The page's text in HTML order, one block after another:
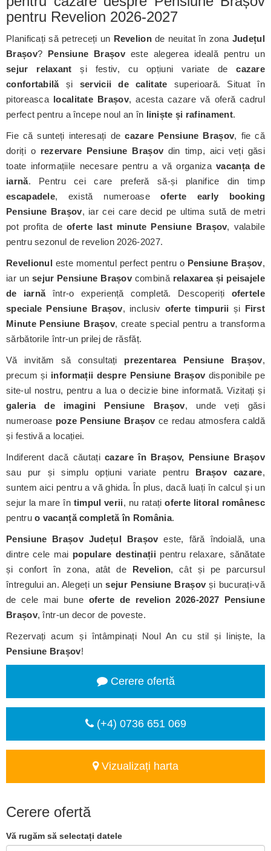
pentru Revelion 2026-2027
Planificați să petreceți un Revelionde neuitat în zona Județul
Brașov? Pensiune Brașov este alegerea ideală pentru un
sejur relaxant și festiv, cu opțiuni variate decazare
confortabilăși servicii de calitate superioară. Situat în
pitoreasca localitate Brașov, acesta cazare vă oferă cadrul
perfect pentru a începe noul an în liniște și rafinament.
Fie că sunteți interesați decazare Pensiune Brașov, fie că
doriți o rezervare Pensiune Brașov din timp, aici veți găsi
toate informațiile necesare pentru a vă organizavacanța de
iarnă. Pentru cei care preferă să-și planifice din timp
escapadele, există numeroaseoferte early booking
Pensiune Brașov, iar cei care decid pe ultima sută de metri
pot profita deoferte last minute Pensiune Brașov, valabile
pentru sezonul de revelion 2026-2027.
Revelionul este momentul perfect pentru o Pensiune Brașov,
iar un sejur Pensiune Brașov combină relaxarea și peisajele
de iarnăîntr-o experiență completă. Descoperiți ofertele
speciale Pensiune Brașov, inclusiv oferte timpurii și First
Minute Pensiune Brașov, create special pentru a transforma
sărbătorile într-un prilej de răsfăț.
Vă invităm să consultați prezentarea Pensiune Brașov,
precum și informații despre Pensiune Brașov disponibile pe
site-ul nostru, pentru a lua o decizie bine informată. Vizitați și
galeria de imagini Pensiune Brașov, unde veți găsi
numeroase poze Pensiune Brașov ce redau atmosfera caldă
și festivă a locației.
Indiferent dacă căutațicazare în Brașov, Pensiune Brașov
sau pur și simplu opțiuni variate pentru Brașov cazare,
suntem aici pentru a vă ghida. În plus, dacă luați în calcul și un
sejur la mare în timpul verii, nu ratațioferte litoral românesc
pentruo vacanță completă în România.
Pensiune Brașov Județul Brașov este, fără îndoială, una
dintre cele mai populare destinații pentru relaxare, sănătate
și confort în zona, atât de Revelion, cât și pe parcursul
întregului an. Alegeți unsejur Pensiune Brașov și bucurați-vă
de cele mai bune oferte de revelion 2026-2027 Pensiune
Brașov, într-un decor de poveste.
Rezervați acum și întâmpinați Noul An cu stil și liniște, la
Pensiune Brașov!
Cerere ofertă
(+4) 0736 651 069
Vizualizați harta
Cerere ofertă
Vă rugăm să selectați datele